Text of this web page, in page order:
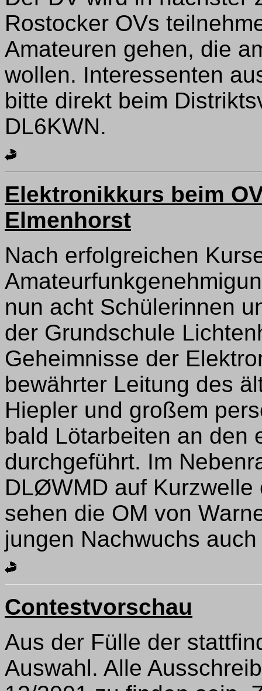
Rostocker OVs
Amateuren gehen, die
wollen. Interessenten
bitte direkt beim
DL6KWN.
Elektronikkurs beim
Elmenhorst
Nach erfolgreichen
nun acht Schülerinnen
der Grundschule
Geheimnisse der
bewährter Leitung des
Hiepler und großem
bald Lötarbeiten an den
durchgeführt. Im
DLØWMD auf
sehen die OM von
jungen Nachwuchs
Contestvorschau
Aus der Fülle der
Auswahl. Alle